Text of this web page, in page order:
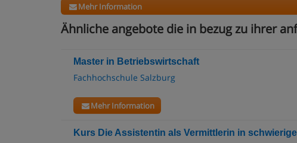
Mehr Information
Ähnliche angebote die in bezug zu ihrer
Master in Betriebswirtschaft
Fachhochschule Salzburg
Mehr Information
Kurs Die Assistentin als Vermittlerin in